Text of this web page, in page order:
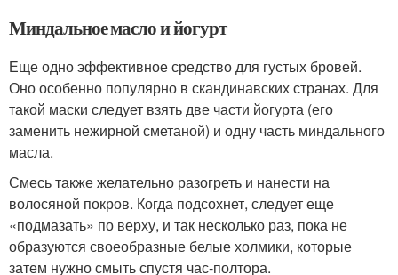
Миндальное масло и йогурт
Еще одно эффективное средство для густых бровей.
Оно особенно популярно в скандинавских странах. Для
такой маски следует взять две части йогурта (его
заменить нежирной сметаной) и одну часть миндального
масла.
Смесь также желательно разогреть и нанести на
волосяной покров. Когда подсохнет, следует еще
«подмазать» по верху, и так несколько раз, пока не
образуются своеобразные белые холмики, которые
затем нужно смыть спустя час-полтора.